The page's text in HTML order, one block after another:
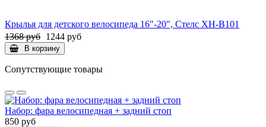
Крылья для детского велосипеда 16"-20", Стелс XH-B101
1368 руб 1244 руб
В корзину
Сопутствующие товары
Набор: фара велосипедная + задний стоп
850 руб